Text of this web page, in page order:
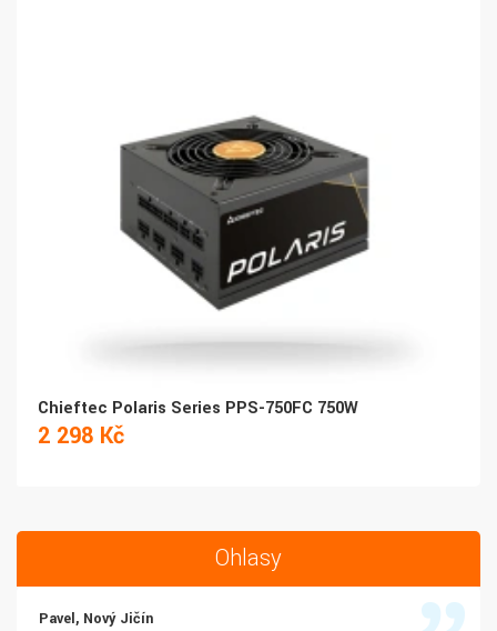
Chieftec Polaris Series PPS-750FC 750W
2 298 Kč
Ohlasy
Pavel, Nový Jičín